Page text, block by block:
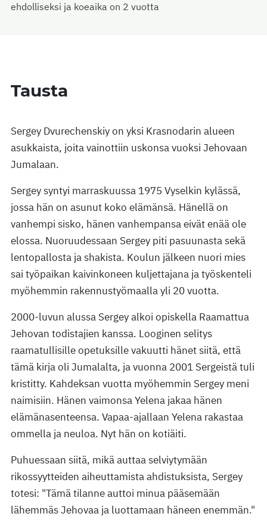
ehdolliseksi ja koeaika on 2 vuotta
Tausta
Sergey Dvurechenskiy on yksi Krasnodarin alueen
asukkaista, joita vainottiin uskonsa vuoksi Jehovaan
Jumalaan.
Sergey syntyi marraskuussa 1975 Vyselkin kylässä,
jossa hän on asunut koko elämänsä. Hänellä on
vanhempi sisko, hänen vanhempansa eivät enää ole
elossa. Nuoruudessaan Sergey piti pasuunasta sekä
lentopallosta ja shakista. Koulun jälkeen nuori mies
sai työpaikan kaivinkoneen kuljettajana ja työskenteli
myöhemmin rakennustyömaalla yli 20 vuotta.
2000-luvun alussa Sergey alkoi opiskella Raamattua
Jehovan todistajien kanssa. Looginen selitys
raamatullisille opetuksille vakuutti hänet siitä, että
tämä kirja oli Jumalalta, ja vuonna 2001 Sergeistä tuli
kristitty. Kahdeksan vuotta myöhemmin Sergey meni
naimisiin. Hänen vaimonsa Yelena jakaa hänen
elämänasenteensa. Vapaa-ajallaan Yelena rakastaa
ommella ja neuloa. Nyt hän on kotiäiti.
Puhuessaan siitä, mikä auttaa selviytymään
rikossyytteiden aiheuttamista ahdistuksista, Sergey
totesi: "Tämä tilanne auttoi minua pääsemään
lähemmäs Jehovaa ja luottamaan häneen enemmän."